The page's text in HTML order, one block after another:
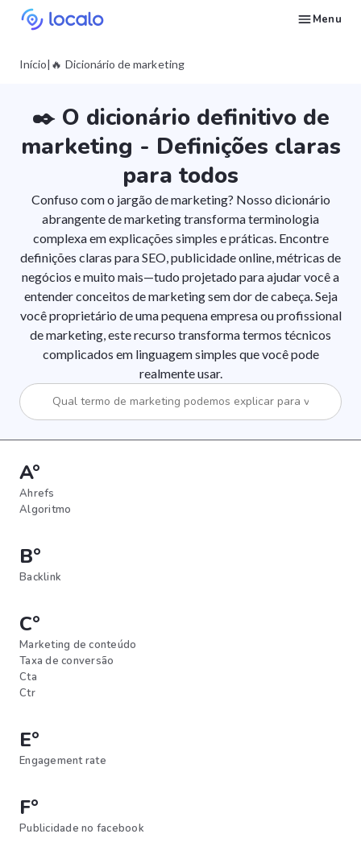
Menu
Início| 🔥 Dicionário de marketing
✒️ O dicionário definitivo de
marketing - Definições claras
para todos
Confuso com o jargão de marketing? Nosso dicionário
abrangente de marketing transforma terminologia
complexa em explicações simples e práticas. Encontre
definições claras para SEO, publicidade online, métricas de
negócios e muito mais—tudo projetado para ajudar você a
entender conceitos de marketing sem dor de cabeça. Seja
você proprietário de uma pequena empresa ou profissional
de marketing, este recurso transforma termos técnicos
complicados em linguagem simples que você pode
realmente usar.
A°
Ahrefs
Algoritmo
B°
Backlink
C°
Marketing de conteúdo
Taxa de conversão
Cta
Ctr
E°
Engagement rate
F°
Publicidade no facebook